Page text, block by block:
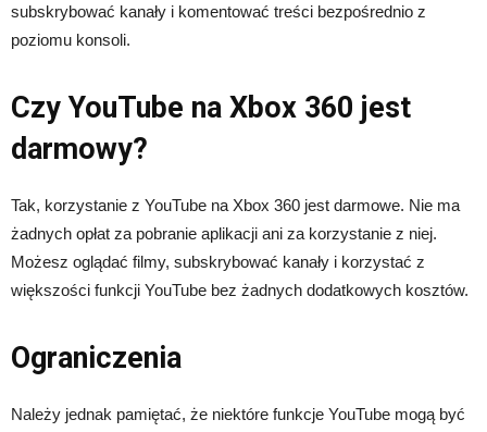
subskrybować kanały i komentować treści bezpośrednio z
poziomu konsoli.
Czy YouTube na Xbox 360 jest
darmowy?
Tak, korzystanie z YouTube na Xbox 360 jest darmowe. Nie ma
żadnych opłat za pobranie aplikacji ani za korzystanie z niej.
Możesz oglądać filmy, subskrybować kanały i korzystać z
większości funkcji YouTube bez żadnych dodatkowych kosztów.
Ograniczenia
Należy jednak pamiętać, że niektóre funkcje YouTube mogą być